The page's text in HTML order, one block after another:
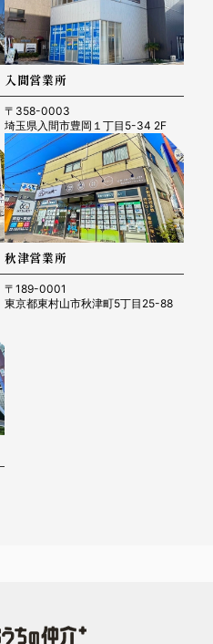
入間営業所
〒358-0003
埼玉県入間市豊岡１丁目5-34 2F
秋津営業所
〒189-0001
東京都東村山市秋津町5丁目25-88